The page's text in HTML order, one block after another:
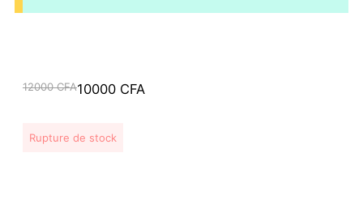
12000CFA
Le
initial
10000 CFA
Le
actuel
Rupture de stock